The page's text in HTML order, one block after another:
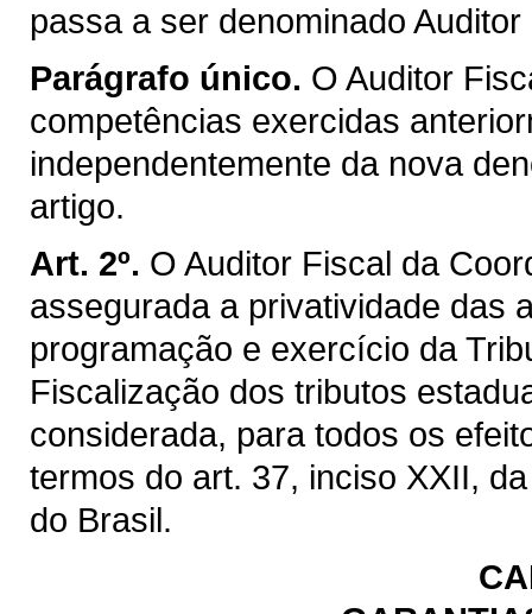
passa a ser denominado Auditor
Parágrafo único. O Auditor
competências exercidas
independentemente da nova
artigo.
Art. 2º. O Auditor Fiscal da
assegurada a privatividade das
programação e exercício da
Fiscalização dos tributos
considerada, para todos os
termos do art. 37, inciso XXII,
do Brasil.